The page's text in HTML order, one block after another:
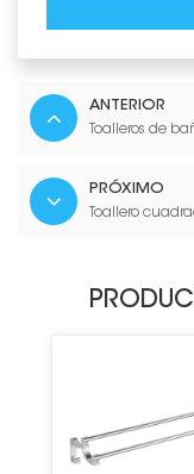
ANTERIOR
Toalleros de
PRÓXIMO
Toallero